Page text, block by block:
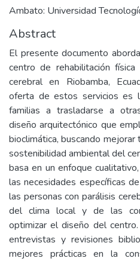
Ambato: Universidad
Abstract
El presente documento
centro de rehabilitación
cerebral en Riobamba,
oferta de estos servicios es
familias a trasladarse a
diseño arquitectónico que
bioclimática, buscando
sostenibilidad ambiental del
basa en un enfoque
las necesidades específicas
las personas con parálisis
del clima local y de las
optimizar el diseño del
entrevistas y revisiones
mejores prácticas en la